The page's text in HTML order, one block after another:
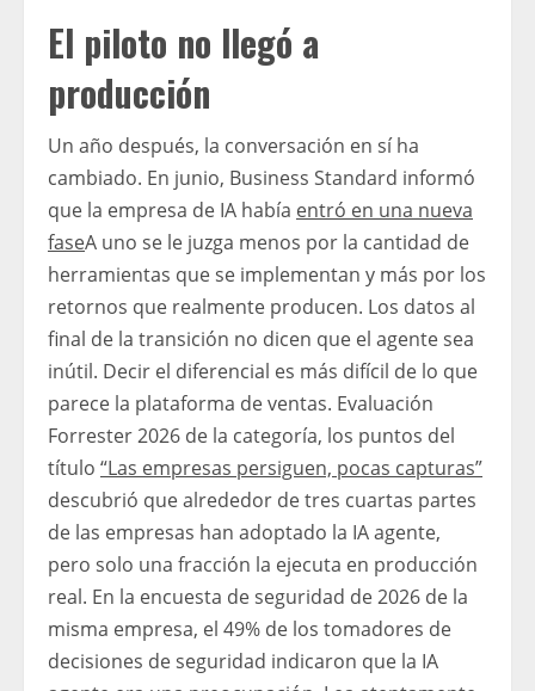
El piloto no llegó a
producción
Un año después, la conversación en sí ha
cambiado. En junio, Business Standard informó
que la empresa de IA había entró en una nueva
faseA uno se le juzga menos por la cantidad de
herramientas que se implementan y más por los
retornos que realmente producen. Los datos al
final de la transición no dicen que el agente sea
inútil. Decir el diferencial es más difícil de lo que
parece la plataforma de ventas. Evaluación
Forrester 2026 de la categoría, los puntos del
título “Las empresas persiguen, pocas capturas”
descubrió que alrededor de tres cuartas partes
de las empresas han adoptado la IA agente,
pero solo una fracción la ejecuta en producción
real. En la encuesta de seguridad de 2026 de la
misma empresa, el 49% de los tomadores de
decisiones de seguridad indicaron que la IA